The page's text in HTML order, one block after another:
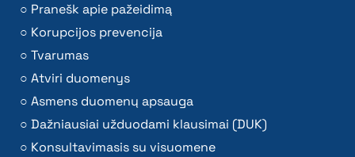
Pranešk apie pažeidimą
Korupcijos prevencija
Tvarumas
Atviri duomenys
Asmens duomenų apsauga
Dažniausiai užduodami klausimai (DUK)
Konsultavimasis su visuomene